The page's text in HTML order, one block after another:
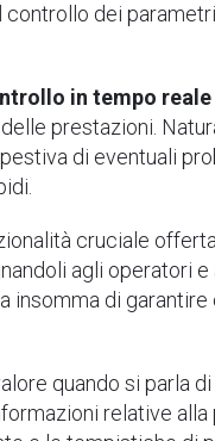
dei
in tempo
prestazioni.
di eventuali
cruciale
agli operatori
di
quando si parla
relative